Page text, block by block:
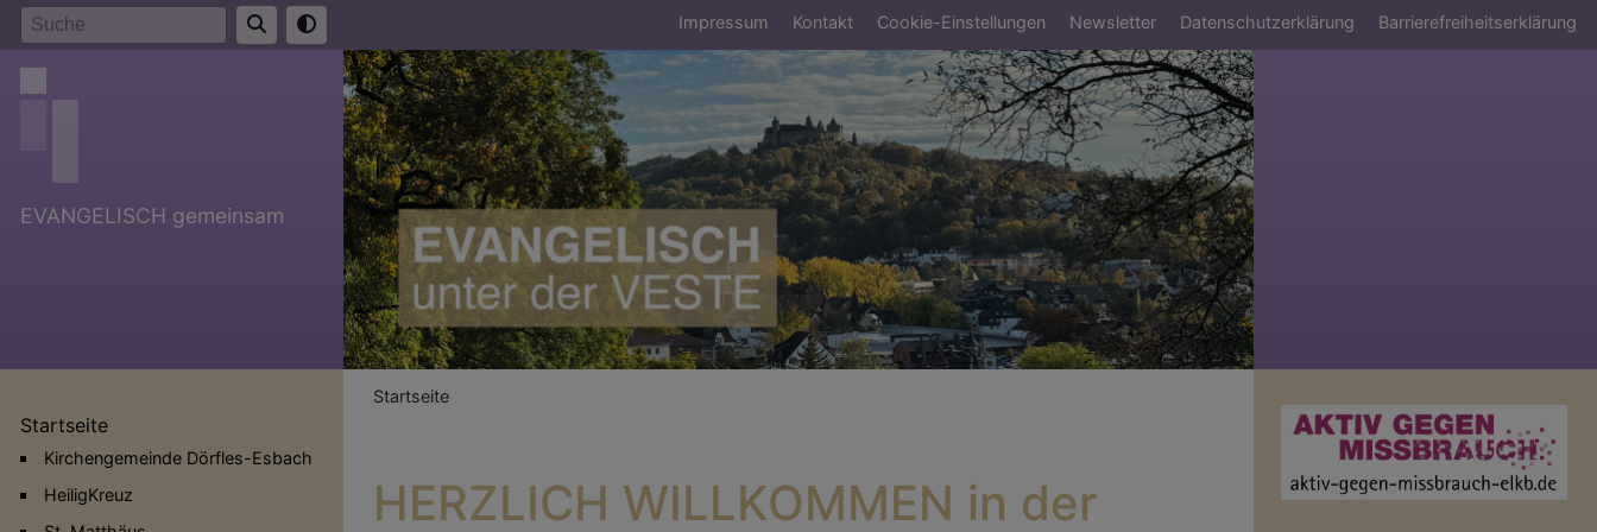
Direkt
zum
Inhalt
Fußbereichsmenü
Impressum Kontakt Cookie-Einstellungen Newsletter Datenschutzerklärung Barrierefreiheitserklärung
EVANGELISCH gemeinsam
Startseite
Kirchengemeinde Dörfles-Esbach
HeiligKreuz
Breadcrumb
Startseite
HERZLICH WILLKOMMEN in der